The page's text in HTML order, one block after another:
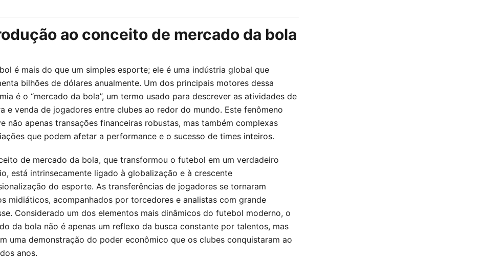
ao conceito de mercado da bola
é mais do que um simples esporte; ele é uma indústria global que
bilhões de dólares anualmente. Um dos principais motores dessa
é o “mercado da bola”, um termo usado para descrever as atividades de
e venda de jogadores entre clubes ao redor do mundo. Este fenômeno
não apenas transações financeiras robustas, mas também complexas
que podem afetar a performance e o sucesso de times inteiros.
de mercado da bola, que transformou o futebol em um verdadeiro
está intrinsecamente ligado à globalização e à crescente
do esporte. As transferências de jogadores se tornaram
midiáticos, acompanhados por torcedores e analistas com grande
Considerado um dos elementos mais dinâmicos do futebol moderno, o
da bola não é apenas um reflexo da busca constante por talentos, mas
uma demonstração do poder econômico que os clubes conquistaram ao
anos.